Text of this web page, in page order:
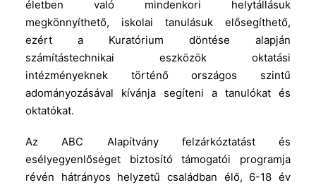
életben való mindenkori helytállásuk
megkönnyíthető, iskolai tanulásuk elősegíthető,
ezért a Kuratórium döntése alapján
számítástechnikai eszközök oktatási
intézményeknek történő országos szintű
adományozásával kívánja segíteni a tanulókat és
oktatókat.
Az ABC Alapítvány felzárkóztatást és
esélyegyenlőséget biztosító támogatói programja
révén hátrányos helyzetű családban élő, 6-18 év